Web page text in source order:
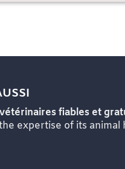
fiables et
expertise of its animal